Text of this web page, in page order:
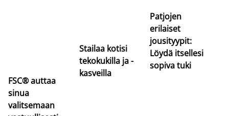
FSC® auttaa
sinua
valitsemaan
Stailaa kotisi
tekokukilla ja -
kasveilla
Patjojen
erilaiset
jousityypit:
Löydä itsellesi
sopiva tuki